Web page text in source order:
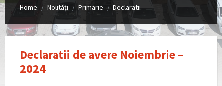
Home / Noutăți / Primarie / Declaratii
Declaratii de avere Noiembrie –
2024